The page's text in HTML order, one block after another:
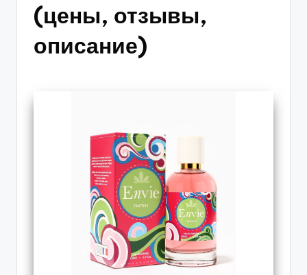
(цены, отзывы,
описание)